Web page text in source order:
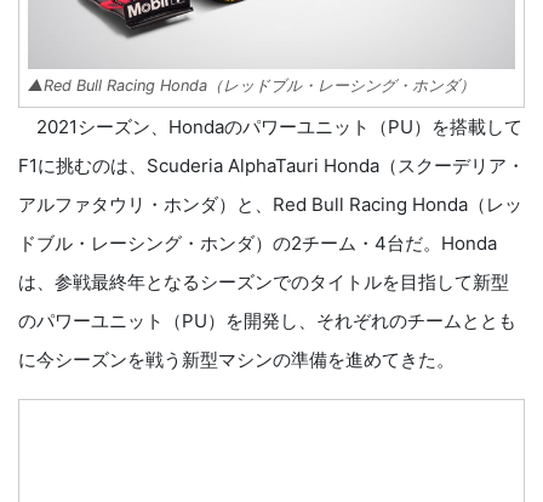
▲Red Bull Racing Honda（レッドブル・レーシング・ホンダ）
2021シーズン、Hondaのパワーユニット（PU）を搭載して
F1に挑むのは、Scuderia AlphaTauri Honda（スクーデリア・
アルファタウリ・ホンダ）と、Red Bull Racing Honda（レッ
ドブル・レーシング・ホンダ）の2チーム・4台だ。Honda
は、参戦最終年となるシーズンでのタイトルを目指して新型
のパワーユニット（PU）を開発し、それぞれのチームととも
に今シーズンを戦う新型マシンの準備を進めてきた。